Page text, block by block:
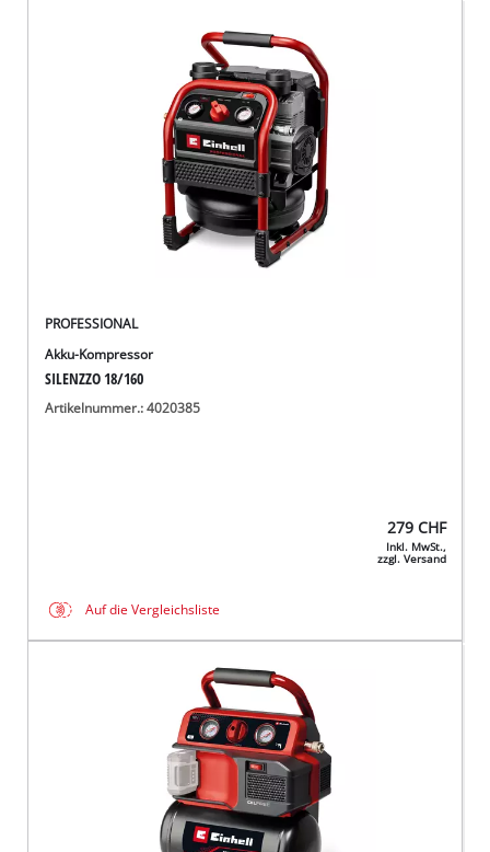
PROFESSIONAL
Akku-Kompressor
SILENZZO 18/160
Artikelnummer.: 4020385
279 CHF
Inkl. MwSt.,
zzgl. Versand
Auf die Vergleichsliste